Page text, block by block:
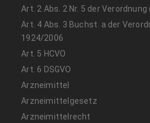
Art. 2 Abs. 2 Nr. 5 der Verordnung
Art. 4 Abs. 3 Buchst. a der
1924/2006
Art. 5 HCVO
Art. 6 DSGVO
Arzneimittel
Arzneimittelgesetz
Arzneimittelrecht